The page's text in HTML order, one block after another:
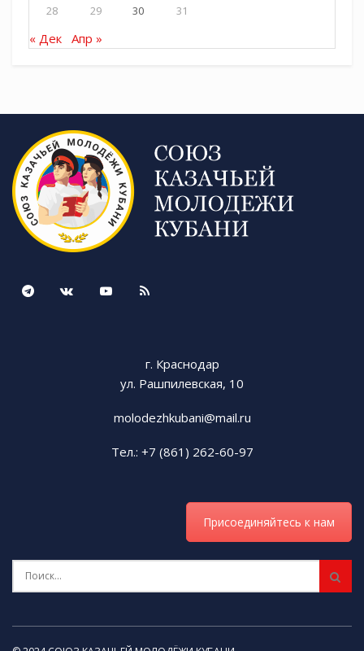
28 29 30 31
« Дек Апр »
г. Краснодар
ул. Рашпилевская, 10
molodezhkubani@mail.ru
Тел.: +7 (861) 262-60-97
Присоединяйтесь к нам